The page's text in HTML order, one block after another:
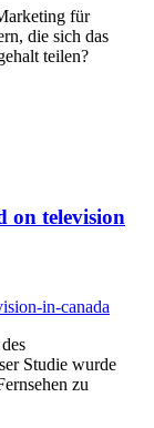
für
die sich das
teilen?
on television
Studie wurde
zu